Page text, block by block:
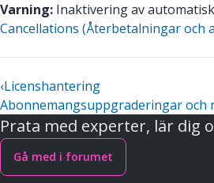
Varning: Inaktivering av
Cancellations (Återbetalningar och
‹Licenshantering
Abonnemangsuppgraderingar och
Prata med experter, lär dig
Gå med i forumet